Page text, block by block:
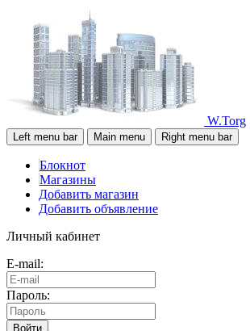
W.Torg
Left menu bar Main menu Right menu bar
Блокнот
Магазины
Добавить магазин
Добавить объявление
Личный кабинет
E-mail:
Пароль:
Войти